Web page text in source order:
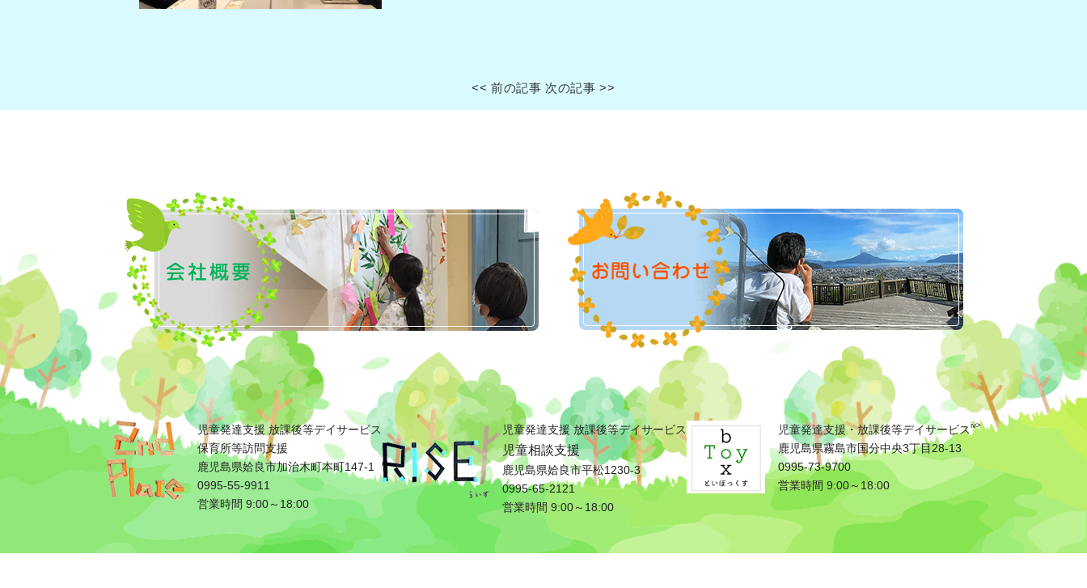
<< 前の記事 次の記事 >>
児童発達支援 放課後等デイサービス
保育所等訪問支援
鹿児島県姶良市加治木町本町147-1
0995-55-9911
営業時間 9:00～18:00
児童発達支援 放課後等デイサービス
児童相談支援
鹿児島県姶良市平松1230-3
0995-65-2121
営業時間 9:00～18:00
児童発達支援・放課後等デイサービス
鹿児島県霧島市国分中央3丁目28-13
0995-73-9700
営業時間 9:00～18:00
iv>